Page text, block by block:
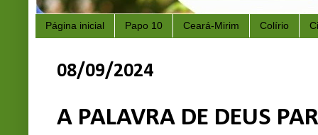
Página inicial Papo 10 Ceará-Mirim Colírio
08/09/2024
A PALAVRA DE DEUS